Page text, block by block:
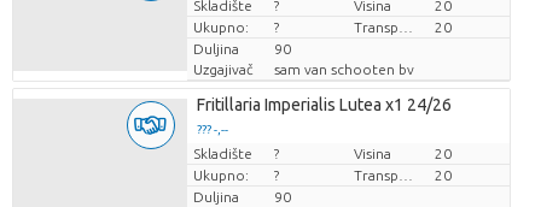
Cijena po komadu
Skladište ? Visina
20
Ukupno:
?
20
Duljina
90
Uzgajivač
sam van schooten bv
Fritillaria Imperialis Lutea x1 24/26
??? -,--
Cijena po komadu
Skladište ? Visina
20
Ukupno:
?
20
Duljina
90